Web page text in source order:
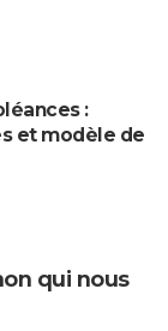
:
et modèle de
qui nous